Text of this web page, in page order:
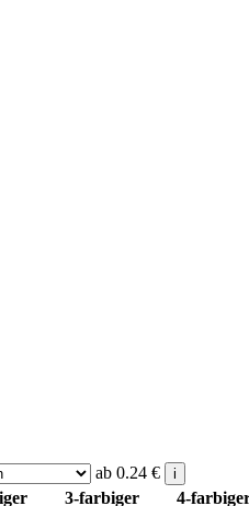
ab 0.24 € i
3-farbiger
4-